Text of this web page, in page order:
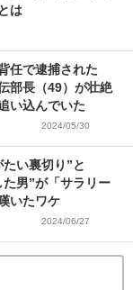
は
任で逮捕された
部長（49）が壮絶
い込んでいた
2024/05/30
い裏切り”と
男”が「サラリー
いたワケ
2024/06/27